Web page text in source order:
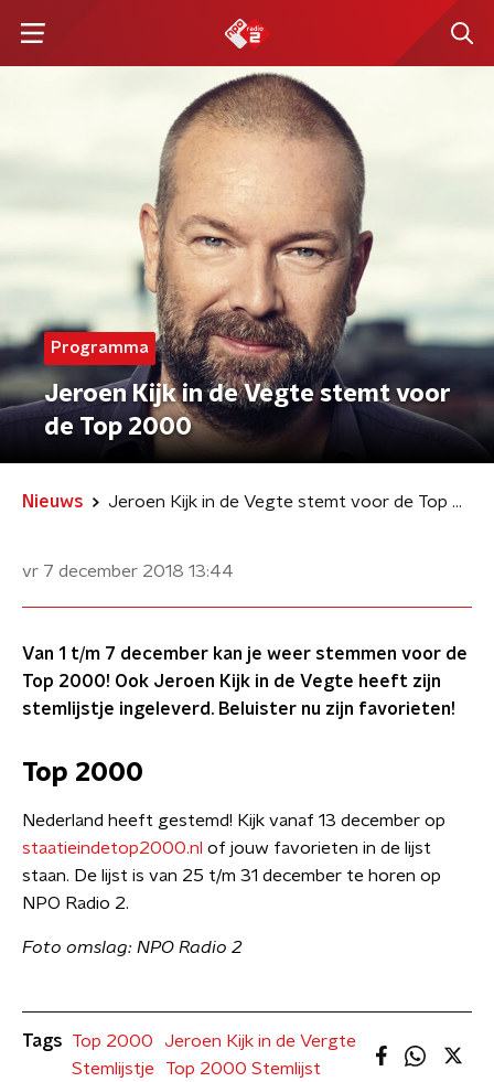
Programma
Jeroen Kijk in de Vegte stemt voor
de Top 2000
Nieuws Jeroen Kijk in de Vegte stemt voor de Top 2000
vr 7 december 2018 13:44
Van 1 t/m 7 december kan je weer stemmen voor de
Top 2000! Ook Jeroen Kijk in de Vegte heeft zijn
stemlijstje ingeleverd. Beluister nu zijn favorieten!
Top 2000
​Nederland heeft gestemd! Kijk vanaf 13 december op
staatieindetop2000.nl of jouw favorieten in de lijst
staan. De lijst is van 25 t/m 31 december te horen op
NPO Radio 2.
Foto omslag: NPO Radio 2
Tags Top 2000
Jeroen Kijk in de Vergte
Stemlijstje
Top 2000 Stemlijst